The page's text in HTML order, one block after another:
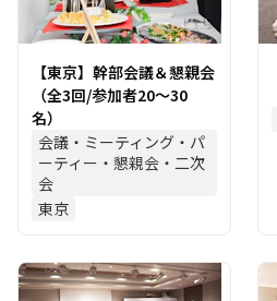
【東京】幹部会議＆懇親会
（全3回/参加者20～30
名）
会議・ミーティング・パ
ーティー・懇親会・二次
会
東京